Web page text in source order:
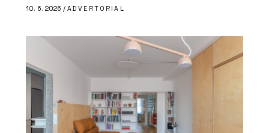
10. 6. 2026 / ADVERTORIAL